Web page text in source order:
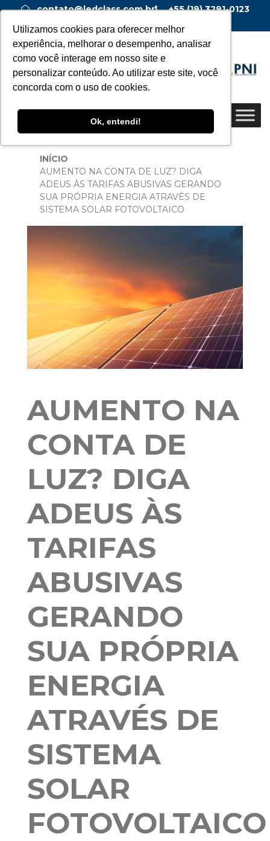
Utilizamos cookies para oferecer melhor
experiência, melhorar o desempenho, analisar
como você interage em nosso site e
personalizar conteúdo. Ao utilizar este site, você
concorda com o uso de cookies.
Ok, entendi!
contato@ledclass.com.br
+55 (19) 3291-0123
INÍCIO
AUMENTO NA CONTA DE LUZ? DIGA
ADEUS ÀS TARIFAS ABUSIVAS GERANDO
SUA PRÓPRIA ENERGIA ATRAVÉS DE
SISTEMA SOLAR FOTOVOLTAICO
AUMENTO NA
CONTA DE
LUZ? DIGA
ADEUS ÀS
TARIFAS
ABUSIVAS
GERANDO
SUA PRÓPRIA
ENERGIA
ATRAVÉS DE
SISTEMA
SOLAR
FOTOVOLTAICO